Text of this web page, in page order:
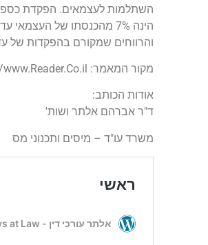
השתלמות לעצמאים. הפקדת
והרווחים שמקורם בהפקדות של עד 14,880 ש"ח
מקור המאמר: http://www.Reader.Co.il
אודות הכותב:
ד"ר אברהם אלתר ושות'
משרד עו"ד – מיסים ותכנוני מס